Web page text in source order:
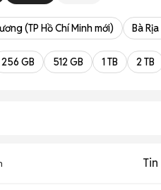
(TP Hồ Chí Minh mới) Bà
256 GB 512 GB 1 TB 2 TB